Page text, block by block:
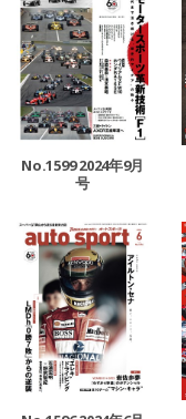
No.1599 2024年9月
号